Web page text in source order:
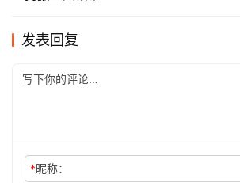
发表回复
*昵称：